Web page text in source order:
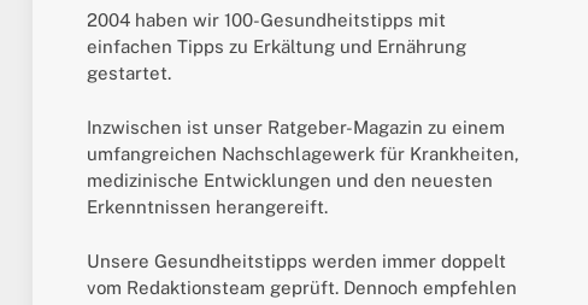
2004 haben wir 100-Gesundheitstipps mit
einfachen Tipps zu Erkältung und Ernährung
gestartet.
Inzwischen ist unser Ratgeber-Magazin zu einem
umfangreichen Nachschlagewerk für Krankheiten,
medizinische Entwicklungen und den neuesten
Erkenntnissen herangereift.
Unsere Gesundheitstipps werden immer doppelt
vom Redaktionsteam geprüft. Dennoch empfehlen